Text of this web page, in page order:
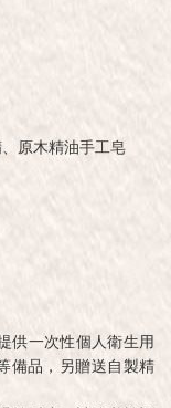
原木精油手工皂
供一次性個人衛生用
備品，另贈送自製精